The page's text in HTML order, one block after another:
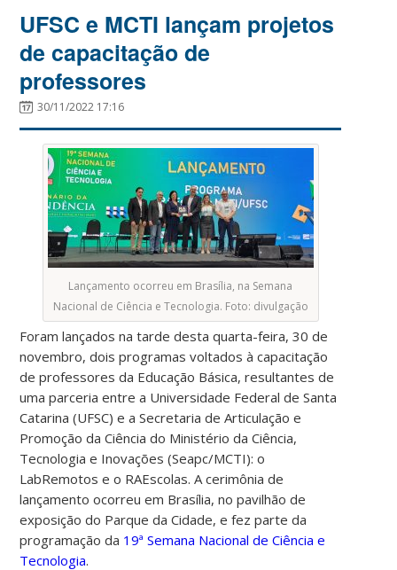
UFSC e MCTI lançam projetos
de capacitação de
professores
30/11/2022 17:16
Lançamento ocorreu em Brasília, na Semana
Nacional de Ciência e Tecnologia. Foto: divulgação
Foram lançados na tarde desta quarta-feira, 30 de
novembro, dois programas voltados à capacitação
de professores da Educação Básica, resultantes de
uma parceria entre a Universidade Federal de Santa
Catarina (UFSC) e a Secretaria de Articulação e
Promoção da Ciência do Ministério da Ciência,
Tecnologia e Inovações (Seapc/MCTI): o
LabRemotos e o RAEscolas. A cerimônia de
lançamento ocorreu em Brasília, no pavilhão de
exposição do Parque da Cidade, e fez parte da
programação da 19ª Semana Nacional de Ciência e
Tecnologia.